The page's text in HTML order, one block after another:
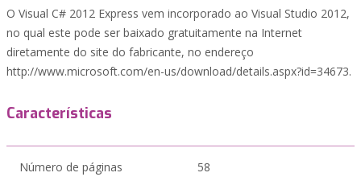
O Visual C# 2012 Express vem incorporado ao Visual Studio 2012,
no qual este pode ser baixado gratuitamente na Internet
diretamente do site do fabricante, no endereço
http://www.microsoft.com/en-us/download/details.aspx?id=34673.
Características
Número de páginas 58